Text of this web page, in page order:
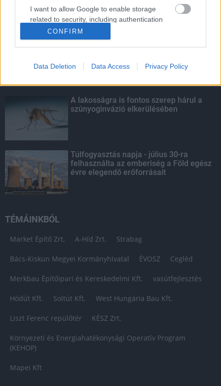
I want to allow Google to enable storage
related to security, including authentication
functionality and fraud prevention, and other
user protection.
CONFIRM
Data Deletion Data Access Privacy Policy
KIEMELT
Kecskeméten is szakirányú
Egyetem
A lakosságra is fontos szerep hárul a
szúnyoginvázió elkerülésében
Túlfogyasztás napja - július 30-ra
felhasználta az emberiség a Föld egész
évre elegendő erőforrásait
TÉMÁINKBÓL
Market Építő Zrt. A-Híd Zrt. Strabag
Bács-Kiskun Megyei Kormányhivatal ÉVOSZ Cegléd
Merkbau Építőipari és Kereskedelmi Kft. vasútfejlesztés
Hódút Kft. Soltút Kft. West Hungária Bau Kft.
Liszt Ferenc repülőtér KÉSZ Zrt.
Környezeti és Energiahatékonysági Operatív Program
(KEHOP)
Mapei Kft